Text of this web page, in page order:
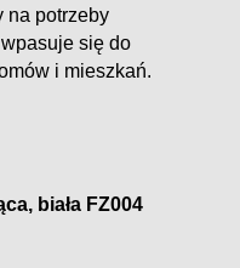
na potrzeby
się do
i mieszkań.
biała FZ004